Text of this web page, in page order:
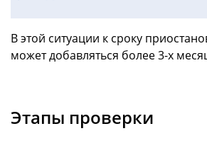
В этой ситуации к сроку
может добавляться более 3-х
Этапы проверки